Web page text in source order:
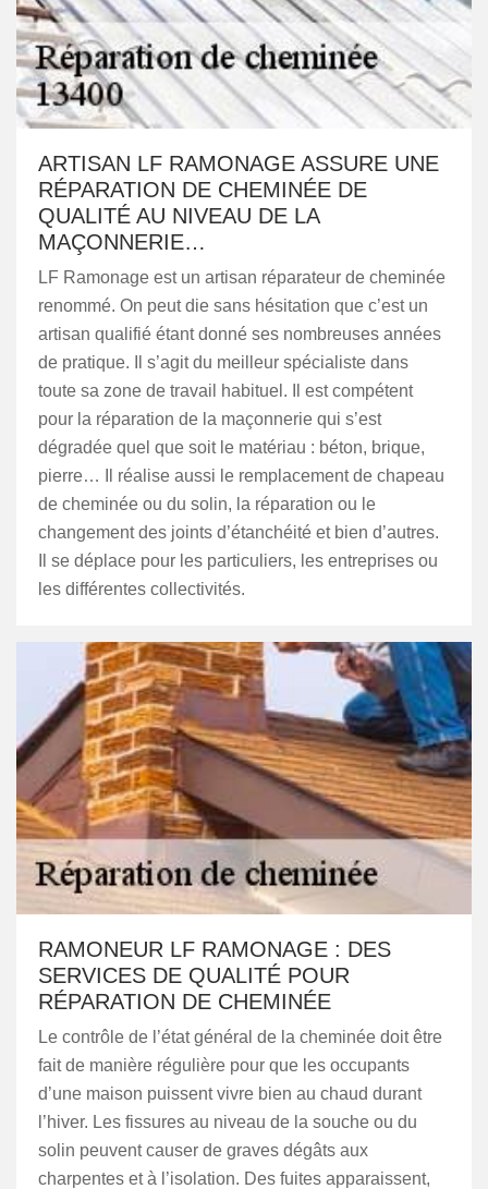
ARTISAN LF RAMONAGE ASSURE UNE
RÉPARATION DE CHEMINÉE DE
QUALITÉ AU NIVEAU DE LA
MAÇONNERIE…
LF Ramonage est un artisan réparateur de cheminée
renommé. On peut die sans hésitation que c’est un
artisan qualifié étant donné ses nombreuses années
de pratique. Il s’agit du meilleur spécialiste dans
toute sa zone de travail habituel. Il est compétent
pour la réparation de la maçonnerie qui s’est
dégradée quel que soit le matériau : béton, brique,
pierre… Il réalise aussi le remplacement de chapeau
de cheminée ou du solin, la réparation ou le
changement des joints d’étanchéité et bien d’autres.
Il se déplace pour les particuliers, les entreprises ou
les différentes collectivités.
RAMONEUR LF RAMONAGE : DES
SERVICES DE QUALITÉ POUR
RÉPARATION DE CHEMINÉE
Le contrôle de l’état général de la cheminée doit être
fait de manière régulière pour que les occupants
d’une maison puissent vivre bien au chaud durant
l’hiver. Les fissures au niveau de la souche ou du
solin peuvent causer de graves dégâts aux
charpentes et à l’isolation. Des fuites apparaissent,